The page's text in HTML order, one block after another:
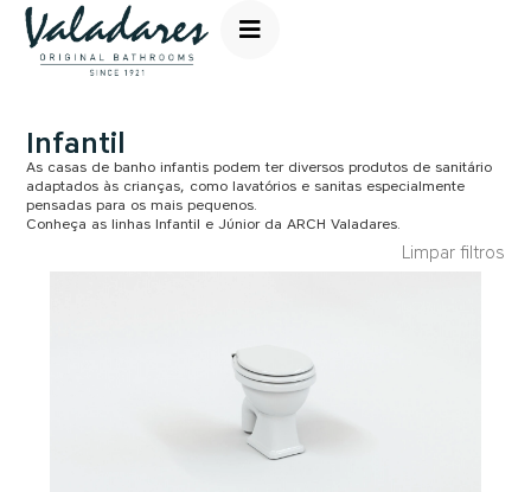
Infantil
As casas de banho infantis podem ter diversos produtos de sanitário
adaptados às crianças, como lavatórios e sanitas especialmente
pensadas para os mais pequenos.
Conheça as linhas Infantil e Júnior da ARCH Valadares.
Limpar filtros